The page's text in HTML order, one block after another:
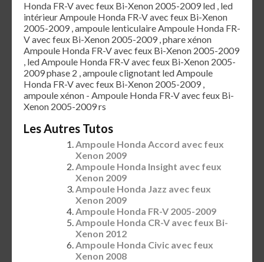
Honda FR-V avec feux Bi-Xenon 2005-2009 led , led
intérieur Ampoule Honda FR-V avec feux Bi-Xenon
2005-2009 , ampoule lenticulaire Ampoule Honda FR-
V avec feux Bi-Xenon 2005-2009 , phare xénon
Ampoule Honda FR-V avec feux Bi-Xenon 2005-2009
, led Ampoule Honda FR-V avec feux Bi-Xenon 2005-
2009 phase 2 , ampoule clignotant led Ampoule
Honda FR-V avec feux Bi-Xenon 2005-2009 ,
ampoule xénon - Ampoule Honda FR-V avec feux Bi-
Xenon 2005-2009 rs
Les Autres Tutos
Ampoule Honda Accord avec feux
Xenon 2009
Ampoule Honda Insight avec feux
Xenon 2009
Ampoule Honda Jazz avec feux
Xenon 2009
Ampoule Honda FR-V 2005-2009
Ampoule Honda CR-V avec feux Bi-
Xenon 2012
Ampoule Honda Civic avec feux
Xenon 2008